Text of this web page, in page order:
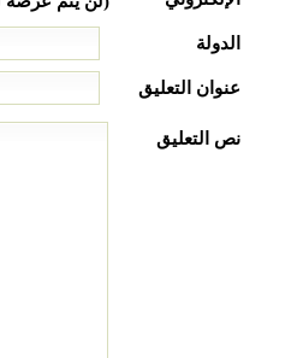
الدولة
عنوان التعليق
نص التعليق